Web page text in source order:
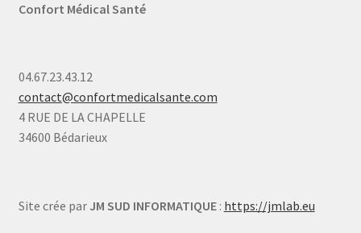
Confort Médical Santé
04.67.23.43.12
contact@confortmedicalsante.com
4 RUE DE LA CHAPELLE
34600 Bédarieux
Site crée par JM SUD INFORMATIQUE: https://jmlab.eu